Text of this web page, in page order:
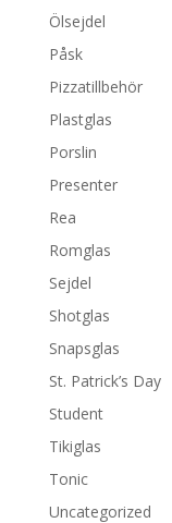
Ölsejdel
Påsk
Pizzatillbehör
Plastglas
Porslin
Presenter
Rea
Romglas
Sejdel
Shotglas
Snapsglas
St. Patrick’s Day
Student
Tikiglas
Tonic
Uncategorized